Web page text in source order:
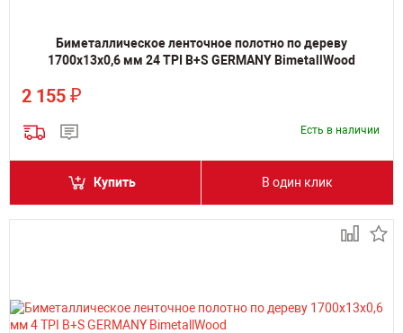
Биметаллическое ленточное полотно по дереву
1700х13х0,6 мм 24 TPI B+S GERMANY BimetallWood
2 155 ₽
Есть в наличии
Купить В один клик